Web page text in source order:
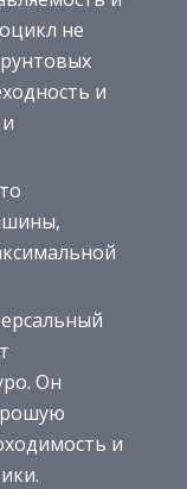
не
и
Он
и